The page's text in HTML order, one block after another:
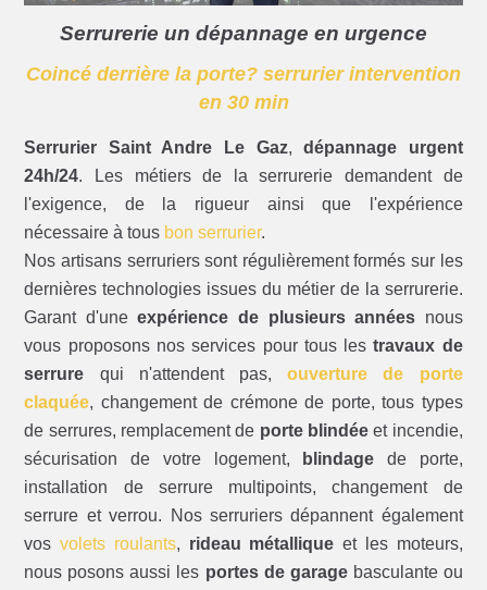
Serrurerie un dépannage en urgence
Coincé derrière la porte? serrurier intervention
en 30 min
Serrurier Saint Andre Le Gaz,dépannage urgent
24h/24. Les métiers de la serrurerie demandent de
l'exigence, de la rigueur ainsi que l'expérience
nécessaire à tous bon serrurier.
Nos artisans serruriers sont régulièrement formés sur les
dernières technologies issues du métier de la serrurerie.
Garant d'uneexpérience de plusieurs années nous
vous proposons nos services pour tous lestravaux de
serrure qui n'attendent pas,ouverture de porte
claquée, changement de crémone de porte, tous types
de serrures, remplacement de porte blindéeet incendie,
sécurisation de votre logement,
blindage de porte,
installation de serrure multipoints, changement de
serrure et verrou. Nos serruriers dépannent également
vosvolets roulants, rideau métallique et les moteurs,
nous posons aussi les portes de garagebasculante ou